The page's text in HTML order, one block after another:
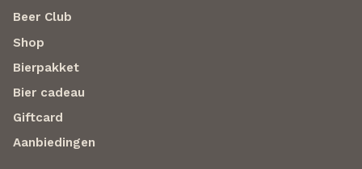
Beer Club
Shop
Bierpakket
Bier cadeau
Giftcard
Aanbiedingen